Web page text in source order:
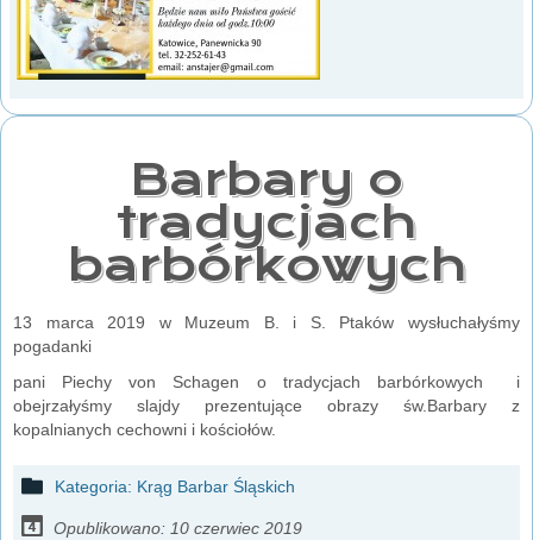
Barbary o
tradycjach
barbórkowych
13 marca 2019 w Muzeum B. i S. Ptaków wysłuchałyśmy
pogadanki
pani Piechy von Schagen o tradycjach barbórkowych i
obejrzałyśmy slajdy prezentujące obrazy św.Barbary z
kopalnianych cechowni i kościołów.
Kategoria: Krąg Barbar Śląskich
Opublikowano: 10 czerwiec 2019